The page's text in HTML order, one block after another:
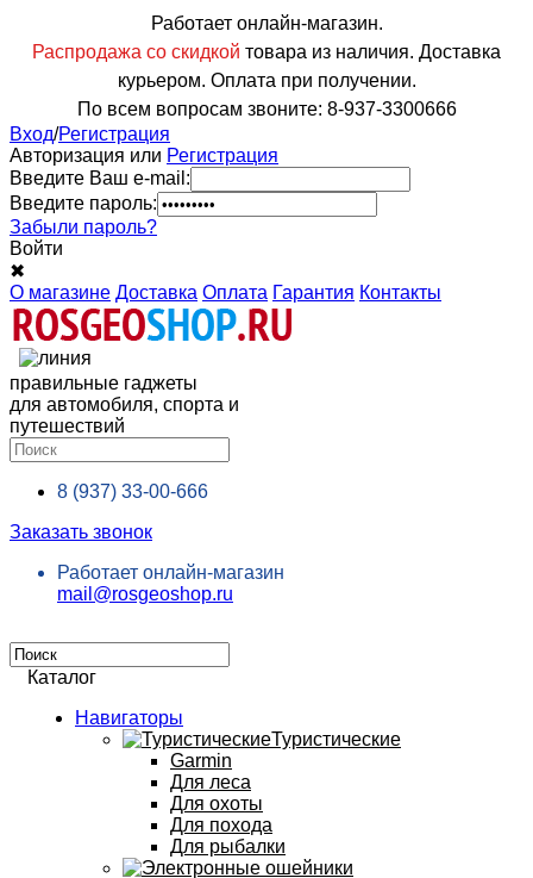
Работает онлайн-магазин.
Распродажа со скидкой товара из наличия. Доставка
курьером. Оплата при получении.
По всем вопросам звоните: 8-937-3300666
Вход/Регистрация
Авторизация или Регистрация
Введите Ваш e-mail:
Введите пароль:
Забыли пароль?
Войти
✖
О магазине Доставка Оплата Гарантия Контакты
правильные гаджеты
для автомобиля, спорта и
путешествий
8 (937) 33-00-666
Заказать звонок
Работает онлайн-магазин
mail@rosgeoshop.ru
Каталог
Навигаторы
Туристические
Garmin
Для леса
Для охоты
Для похода
Для рыбалки